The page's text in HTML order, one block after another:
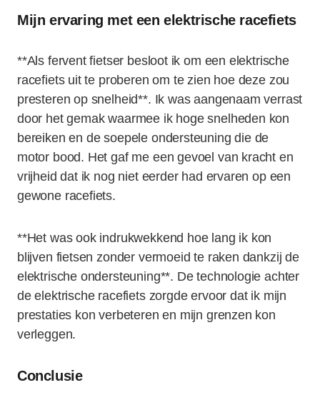
Mijn ervaring met een elektrische racefiets
**Als fervent fietser besloot ik om een elektrische
racefiets uit te proberen om te zien hoe deze zou
presteren op snelheid**. Ik was aangenaam verrast
door het gemak waarmee ik hoge snelheden kon
bereiken en de soepele ondersteuning die de
motor bood. Het gaf me een gevoel van kracht en
vrijheid dat ik nog niet eerder had ervaren op een
gewone racefiets.
**Het was ook indrukwekkend hoe lang ik kon
blijven fietsen zonder vermoeid te raken dankzij de
elektrische ondersteuning**. De technologie achter
de elektrische racefiets zorgde ervoor dat ik mijn
prestaties kon verbeteren en mijn grenzen kon
verleggen.
Conclusie